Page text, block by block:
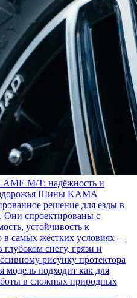
M/T: надёжность и
Шины KAMA
решение для езды в
Они спроектированы с
устойчивость к
в самых жёстких условиях —
снегу, грязи и
рисунку протектора
модель подходит как для
в сложных природных